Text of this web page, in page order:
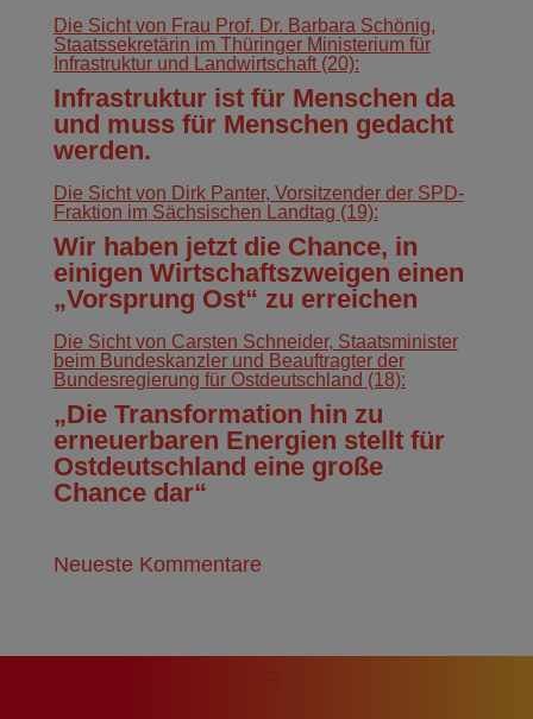
Die Sicht von Frau Prof. Dr. Barbara Schönig,
Staatssekretärin im Thüringer Ministerium für
Infrastruktur und Landwirtschaft (20):
Infrastruktur ist für Menschen da
und muss für Menschen gedacht
werden.
Die Sicht von Dirk Panter, Vorsitzender der SPD-
Fraktion im Sächsischen Landtag (19):
Wir haben jetzt die Chance, in
einigen Wirtschaftszweigen einen
„Vorsprung Ost“ zu erreichen
Die Sicht von Carsten Schneider, Staatsminister
beim Bundeskanzler und Beauftragter der
Bundesregierung für Ostdeutschland (18):
„Die Transformation hin zu
erneuerbaren Energien stellt für
Ostdeutschland eine große
Chance dar“
Neueste Kommentare